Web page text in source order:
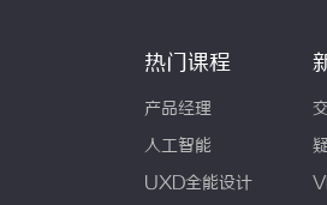
热门课程
产品经理
人工智能
UXD全能设计